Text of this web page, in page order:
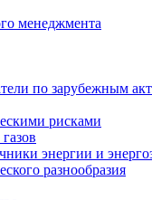
менеджмента
по зарубежным
рисками
энергии и
разнообразия